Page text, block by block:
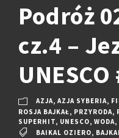
Podróż
cz.4 –
AZJA, AZJA SYBERIA,
ROSJA BAJKAŁ, PRZYRODA,
SUPERHIT, UNESCO, WODA,
BAIKAL OZIERO,